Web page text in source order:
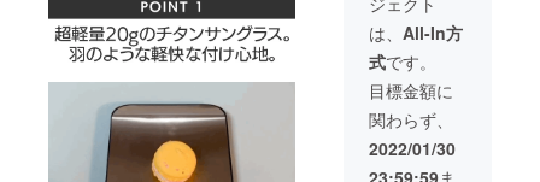
ナー × 1
※フレー
ムとレ
ンズの
カラー
にお間
違いが
ないか
23,400
円
（税・
送料
込）
【内
容】 ■
エアス
クエア
は、 All-In方
式です。
目標金額に
関わらず、
2022/01/30